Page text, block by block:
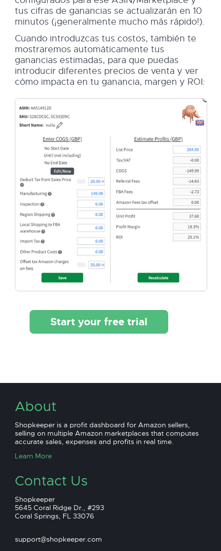
tus cifras de ganancias se actualizarán en 10
minutos (¡generalmente mucho más rápido!).
Cuando introduzcas tus costos, también te
mostraremos automáticamente tus
ganancias estimadas, para que puedas
introducir diferentes precios de venta y ver
cómo impacta en tu ganancia, margen y ROI:
Start your free trial
About
Shopkeeper is a profit dashboard for Amazon sellers,
selling on multiple Amazon marketplaces that computes
accurate sales, expenses and profits in real time.
Learn More
Contact Us
Shopkeeper
5645 Coral Ridge Dr., #293
Coral Springs, FL 33076
support@shopkeeper.com